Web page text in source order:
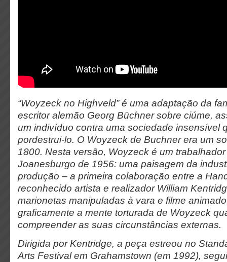
“Woyzeck no Highveld” é uma adaptação da
escritor alemão Georg Büchner sobre ciúme,
um indivíduo contra uma sociedade insensível
pordestrui-lo. O Woyzeck de Buchner era um
1800. Nesta versão, Woyzeck é um
Joanesburgo de 1956: uma paisagem da
produção – a primeira colaboração entre a
reconhecido artista e realizador William
marionetas manipuladas à vara e filme
graficamente a mente torturada de Woyzeck
compreender as suas circunstâncias externas.
Dirigida por Kentridge, a peça estreou no
Arts Festival em Grahamstown (em 1992),